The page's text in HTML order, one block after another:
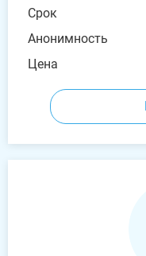
Срок
Анонимность
Цена